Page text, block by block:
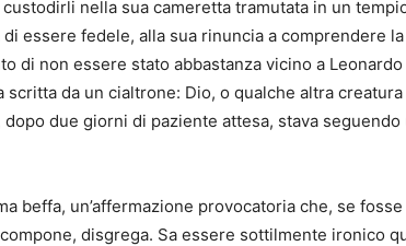
nella sua cameretta tramutata in un
essere fedele, alla sua rinuncia a comprendere
di non essere stato abbastanza vicino a
scritta da un cialtrone: Dio, o qualche altra
due giorni di paziente attesa, stava
beffa, un’affermazione provocatoria che, se
disgrega. Sa essere sottilmente ironico